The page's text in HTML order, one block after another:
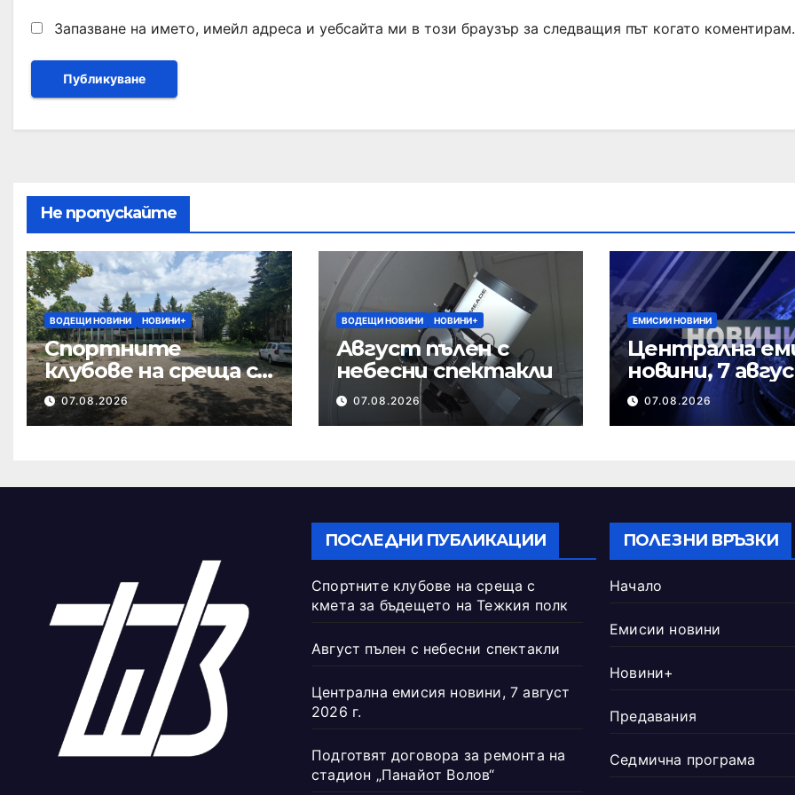
Запазване на името, имейл адреса и уебсайта ми в този браузър за следващия път когато коментирам.
Не пропускайте
ВОДЕЩИ НОВИНИ НОВИНИ+
Спортните
клубове на среща с
кмета за
бъдещето на
07.08.2026
ВОДЕЩИ НОВИНИ НОВИНИ+
Август пълен с
небесни спектакли
07.08.2026
ЕМИСИИ НОВИНИ
Централна
новини, 7
2026 г.
07.08.2026
ПОСЛЕДНИ ПУБЛИКАЦИИ
Спортните клубове на среща с
кмета за бъдещето на Тежкия полк
Август пълен с небесни спектакли
Централна емисия новини, 7 август
2026 г.
Подготвят договора за ремонта на
стадион „Панайот Волов“
ПОЛЕЗНИ ВРЪЗКИ
Начало
Емисии новини
Новини+
Предавания
Седмична програма